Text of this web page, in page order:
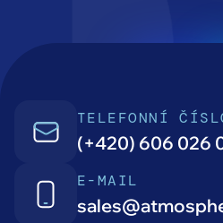
TELEFONNÍ
(+420) 606 026
E-MAIL